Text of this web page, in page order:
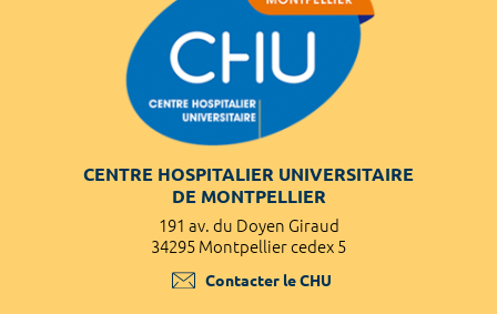
CENTRE HOSPITALIER UNIVERSITAIRE
DE MONTPELLIER
191 av. du Doyen Giraud
34295 Montpellier cedex 5
Contacter le CHU